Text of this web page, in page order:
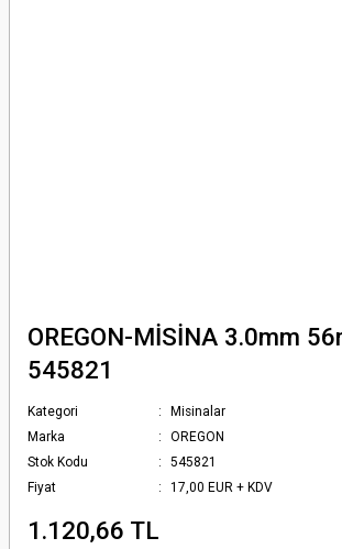
OREGON-MİSİNA 3.0mm
545821
Kategori
Misinalar
Marka
OREGON
Stok Kodu
545821
Fiyat
17,00 EUR + KDV
1.120,66 TL